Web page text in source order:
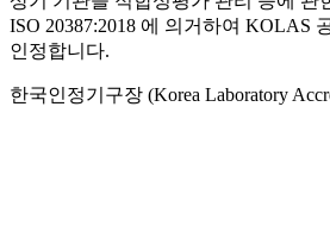
ISO 20387:2018 에 의거하여 KOLAS
인정합니다.
한국인정기구장 (Korea Laboratory